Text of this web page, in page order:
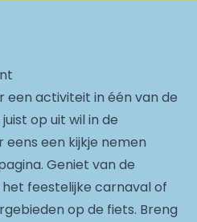
een activiteit in één van de
op uit wil in de
een kijkje nemen
Geniet van de
feestelijke carnaval of
op de fiets. Breng